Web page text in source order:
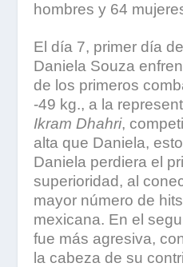
hombres y 64
El día 7, primer día
Daniela Souza
de los primeros
-49 kg., a la
Ikram Dhahri,
alta que Daniela,
Daniela perdiera el
superioridad, al
mayor número de
mexicana. En el
fue más agresiva,
la cabeza de su